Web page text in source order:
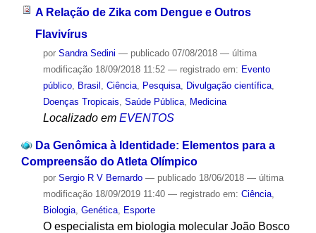
A Relação de Zika com Dengue e Outros
Flavivírus
por Sandra Sedini — publicado07/08/2018 — última
modificação18/09/2018 11:52 — registrado em: Evento
público, Brasil Ciência, Pesquisa, Divulgação científica,
Doenças Tropicais Saúde Pública, Medicina
Localizado em EVENTOS
Da Genômica à Identidade: Elementos para a
Compreensão do Atleta Olímpico
por Sergio R V Bernardo — publicado18/06/2018 — última
modificação18/09/2019 11:40 — registrado em: Ciência,
Biologia, Genética, Esporte
O especialista em biologia molecular João Bosco